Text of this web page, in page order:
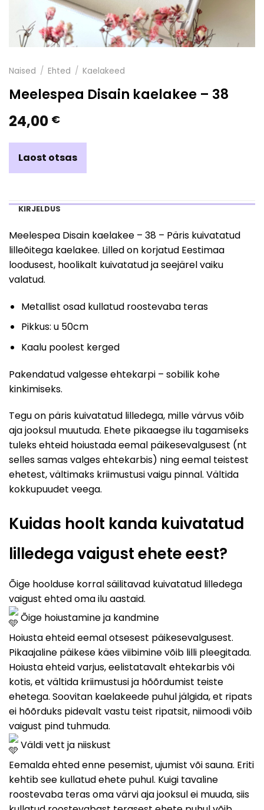
Naised / Ehted / Kaelakeed
Meelespea Disain kaelakee – 38
24,00 €
Laost otsas
KIRJELDUS
Meelespea Disain kaelakee – 38 – Päris kuivatatud
lilleõitega kaelakee. Lilled on korjatud Eestimaa
loodusest, hoolikalt kuivatatud ja seejärel vaiku
valatud.
Metallist osad kullatud roostevaba teras
Pikkus: u 50cm
Kaalu poolest kerged
Pakendatud valgesse ehtekarpi – sobilik kohe
kinkimiseks.
Tegu on päris kuivatatud lilledega, mille värvus võib
aja jooksul muutuda. Ehete pikaaegse ilu tagamiseks
tuleks ehteid hoiustada eemal päikesevalgusest (nt
selles samas valges ehtekarbis) ning eemal teistest
ehetest, vältimaks kriimustusi vaigu pinnal. Vältida
kokkupuudet veega.
Kuidas hoolt kanda kuivatatud
lilledega vaigust ehete eest?
Õige hoolduse korral säilitavad kuivatatud lilledega
vaigust ehted oma ilu aastaid.
Õige hoiustamine ja kandmine
Hoiusta ehteid eemal otsesest päikesevalgusest.
Pikaajaline päikese käes viibimine võib lilli pleegitada.
Hoiusta ehteid varjus, eelistatavalt ehtekarbis või
kotis, et vältida kriimustusi ja hõõrdumist teiste
ehetega. Soovitan kaelakeede puhul jälgida, et ripats
ei hõõrduks pidevalt vastu teist ripatsit, niimoodi võib
vaigust pind tuhmuda.
Väldi vett ja niiskust
Eemalda ehted enne pesemist, ujumist või sauna. Eriti
kehtib see kullatud ehete puhul. Kuigi tavaline
roostevaba teras oma värvi aja jooksul ei muuda, siis